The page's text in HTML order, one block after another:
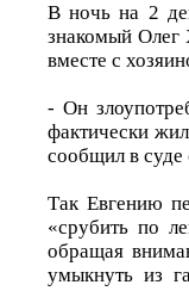
В ночь на 2
знакомый Олег
вместе с
- Он
фактически
сообщил в суде
Так Евгению
«срубить по
обращая
умыкнуть из